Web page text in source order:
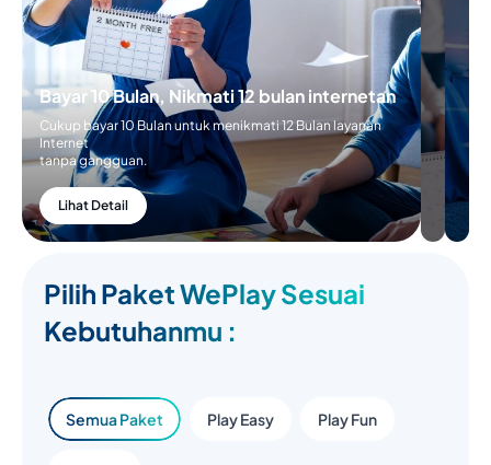
Bayar 10 Bulan, Nikmati
12 bulan internetan
Cukup bayar 10 Bulan untuk
menikmati 12 Bulan layanan
Internet
tanpa gangguan.
Lihat Detail
Bayar 5 Bulan,
Nikmatin 6 Bulan
Internetan
Cukup Bayar 5 Bulan
untuk menikmati 6
Bulan layanan
internetan
tanpa gangguan
Lihat Detail
Pilih Paket WePlay Sesuai
Kebutuhanmu :
Semua Paket Play Easy Play Fun